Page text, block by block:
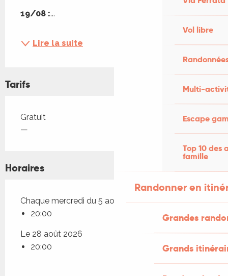
Vol libre
Multi-
Escape
Top 10 des
famille
Randonner en
Grandes
Grands
19/08 :...
Lire la suite
Tarifs
Tarifs 2026
Gratuit
—
Horaires
Chaque mercredi du 5 août 2026 au 19 août 2026
20:00
Le 28 août 2026
20:00